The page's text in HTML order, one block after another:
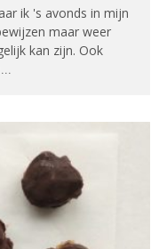
ik 's avonds in mijn
maar weer
kan zijn. Ook